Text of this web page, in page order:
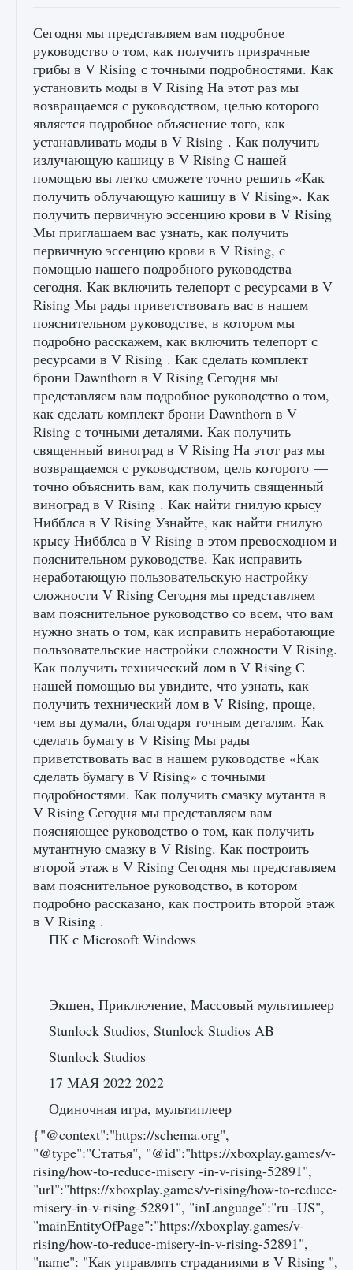
9 августа 2024 2 395 0 2
Как исправить ошибку Palworld EPalworld
«Идет сохранение мира — Невозможно
начать сохранение данных мира»
9 августа 2024 0 0
Все новые функции в режиме карьеры EA
FC 25
9 августа 2024 2 096 0 2
Входят ли «Милан» и «Интер» в EA FC 25
9 августа 2024 2 064 0 1
Как исправить текстовую ошибку
пользовательского интерфейса Delta
Force Hawk Ops
9 августа 2024 1 945 0 0
Как проверить статус сервера Delta Force
Hawk Ops
9 августа 2024
Как приручить существ джунглей Нари в
игре Creatures of Ava
9 августа 2024 1 218 0
Сегодня мы представляем вам подробное
руководство о том, как получить призрачные
грибы в V Rising с точными подробностями. Как
установить моды в V Rising На этот раз мы
возвращаемся с руководством, целью которого
является подробное объяснение того, как
устанавливать моды в V Rising . Как получить
излучающую кашицу в V Rising С нашей
помощью вы легко сможете точно решить «Как
получить облучающую кашицу в V Rising». Как
получить первичную эссенцию крови в V Rising
Мы приглашаем вас узнать, как получить
первичную эссенцию крови в V Rising, с
помощью нашего подробного руководства
сегодня. Как включить телепорт с ресурсами в V
Rising Мы рады приветствовать вас в нашем
пояснительном руководстве, в котором мы
подробно расскажем, как включить телепорт с
ресурсами в V Rising . Как сделать комплект
брони Dawnthorn в V Rising Сегодня мы
представляем вам подробное руководство о том,
как сделать комплект брони Dawnthorn в V
Rising с точными деталями. Как получить
священный виноград в V Rising На этот раз мы
возвращаемся с руководством, цель которого —
точно объяснить вам, как получить священный
виноград в V Rising . Как найти гнилую крысу
Нибблса в V Rising Узнайте, как найти гнилую
крысу Нибблса в V Rising в этом превосходном и
пояснительном руководстве. Как исправить
неработающую пользовательскую настройку
сложности V Rising Сегодня мы представляем
вам пояснительное руководство со всем, что вам
нужно знать о том, как исправить неработающие
пользовательские настройки сложности V Rising.
Как получить технический лом в V Rising С
нашей помощью вы увидите, что узнать, как
получить технический лом в V Rising, проще,
чем вы думали, благодаря точным деталям. Как
сделать бумагу в V Rising Мы рады
приветствовать вас в нашем руководстве «Как
сделать бумагу в V Rising» с точными
подробностями. Как получить смазку мутанта в
V Rising Сегодня мы представляем вам
поясняющее руководство о том, как получить
мутантную смазку в V Rising. Как построить
второй этаж в V Rising Сегодня мы представляем
вам пояснительное руководство, в котором
подробно рассказано, как построить второй этаж
в V Rising .
ПК с Microsoft Windows
Экшен, Приключение, Массовый мультиплеер
Stunlock Studios, Stunlock Studios AB
Stunlock Studios
17 МАЯ 2022 2022
Одиночная игра, мультиплеер
{"@context":"https://schema.org",
"@type":"Статья", "@id":"https://xboxplay.games/v-
rising/how-to-reduce-misery -in-v-rising-52891",
"url":"https://xboxplay.games/v-rising/how-to-reduce-
misery-in-v-rising-52891", "inLanguage":"ru -US",
"mainEntityOfPage":"https://xboxplay.games/v-
rising/how-to-reduce-misery-in-v-rising-52891",
"name": "Как управлять страданиями в V Rising ",